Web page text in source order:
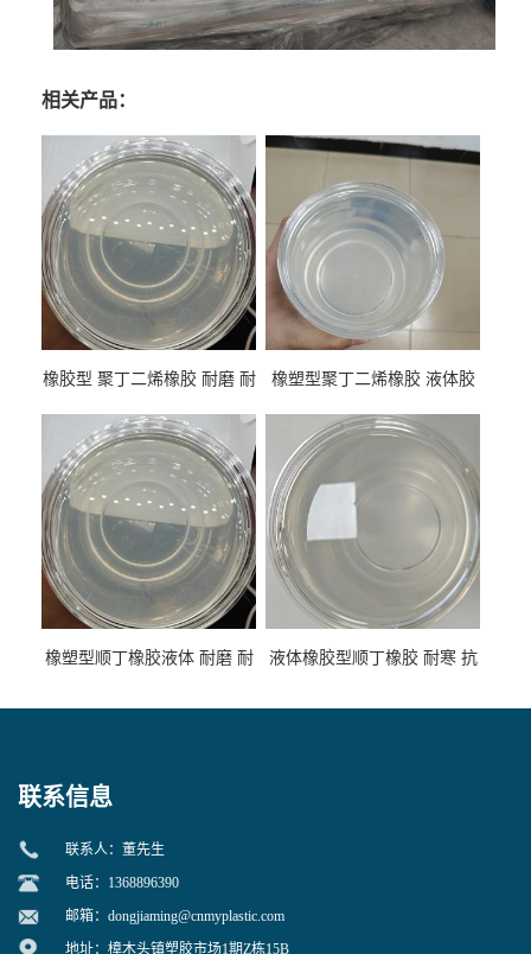
相关产品：
橡胶型 聚丁二烯橡胶 耐磨 耐
性
橡塑型聚丁二烯橡胶 液体胶
专用
橡塑型顺丁橡胶液体 耐磨 耐
液体橡胶型顺丁橡胶 耐寒 抗
联系信息
联系人：董先生
电话：1368896390
邮箱： dongjiaming@cnmyplastic.com
地址：樟木头镇塑胶市场1期Z栋15B